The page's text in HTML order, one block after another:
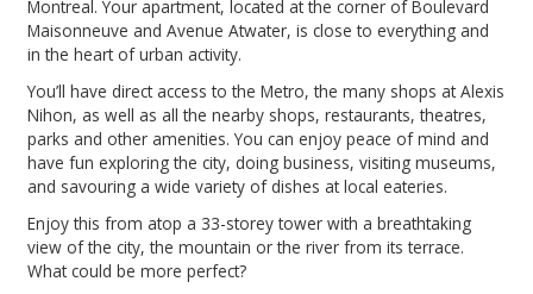
Montreal. Your apartment, located at the corner of Boulevard
Maisonneuve and Avenue Atwater, is close to everything and
in the heart of urban activity.
You’ll have direct access to the Metro, the many shops at Alexis
Nihon, as well as all the nearby shops, restaurants, theatres,
parks and other amenities. You can enjoy peace of mind and
have fun exploring the city, doing business, visiting museums,
and savouring a wide variety of dishes at local eateries.
Enjoy this from atop a 33-storey tower with a breathtaking
view of the city, the mountain or the river from its terrace.
What could be more perfect?